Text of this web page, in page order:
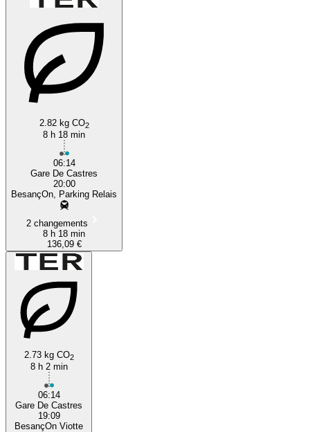
2.82 kg CO2
8 h 18 min
06:14
Gare De Castres
20:00
BesançOn, Parking Relais
2 changements
8 h 18 min
136,09 €
2.73 kg CO2
8 h 2 min
06:14
Gare De Castres
19:09
BesançOn Viotte